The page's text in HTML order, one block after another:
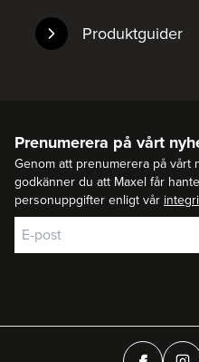
Produktguider
Prenumerera på vårt
Genom att prenumerera på vårt
godkänner du att Maxel får
personuppgifter enligt vår